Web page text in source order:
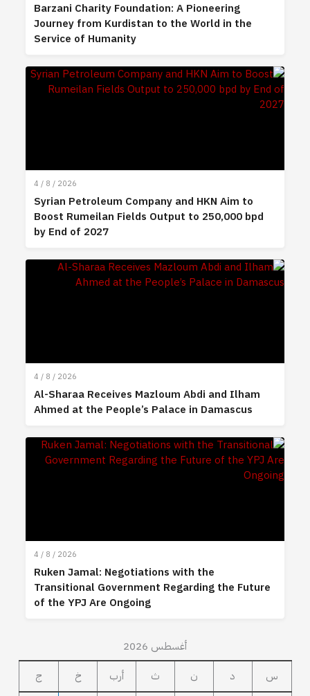
Barzani Charity Foundation: A Pioneering
Journey from Kurdistan to the World in the
Service of Humanity
4 / 8 / 2026
Syrian Petroleum Company and HKN Aim to
Boost Rumeilan Fields Output to 250,000 bpd
by End of 2027
4 / 8 / 2026
Al-Sharaa Receives Mazloum Abdi and Ilham
Ahmed at the People’s Palace in Damascus
4 / 8 / 2026
Ruken Jamal: Negotiations with the
Transitional Government Regarding the Future
of the YPJ Are Ongoing
أغسطس 2026
س
د ن ث أرب خ
ج